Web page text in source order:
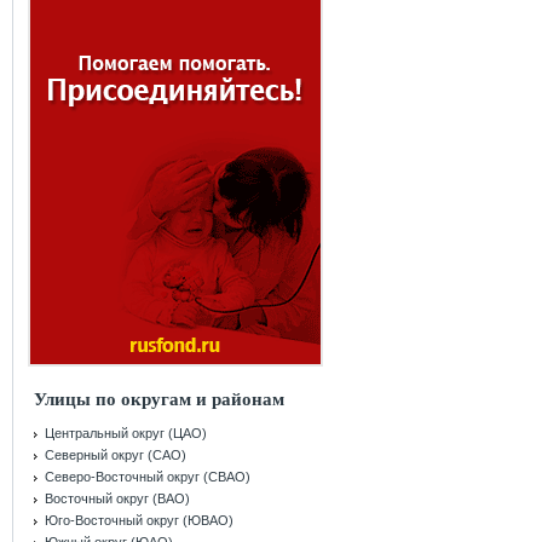
Улицы по округам и районам
Центральный округ (ЦАО)
Северный округ (САО)
Северо-Восточный округ (СВАО)
Восточный округ (ВАО)
Юго-Восточный округ (ЮВАО)